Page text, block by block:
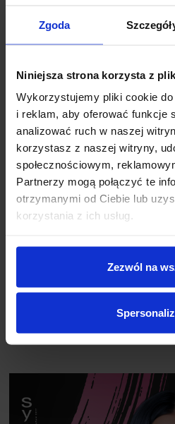
Zgoda
Niniejsza strona korzysta z
Wykorzystujemy pliki cookie
i reklam, aby oferować funkcje
analizować ruch w naszej
korzystasz z naszej witryny,
społecznościowym,
Partnerzy mogą połączyć te
otrzymanymi od Ciebie lub
korzystania z ich usług.
Zezwól na
Intensywna formuła 3w1
Ci:
Długotrwałe utrwalenie:
zapewnia mocne i elastyczne
sklejania.
Pielęgnacja i blask:
Specjalna
nabłyszczającym podkreśla
nadając im zdrowy i lśniący
czyniąc go bardziej odpornym